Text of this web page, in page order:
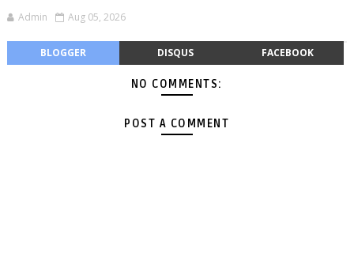
Admin Aug 05, 2026
BLOGGER DISQUS FACEBOOK
NO COMMENTS:
POST A COMMENT